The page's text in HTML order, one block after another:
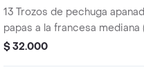
13 Trozos de pechuga
papas a la francesa mediana
gaseosa (325 ml)
$ 32.000